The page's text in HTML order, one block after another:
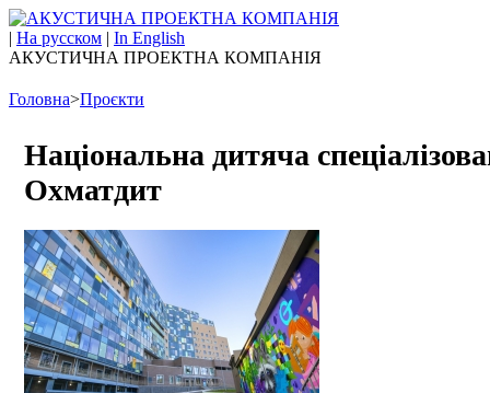
| На русском | In English
АКУСТИЧНА ПРОЕКТНА КОМПАНІЯ
Головна>Проєкти
Національна дитяча
Охматдит